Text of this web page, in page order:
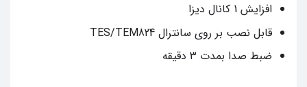
افزایش 1 کانال دیزا
قابل نصب بر روی سانترال TES/TEM824
ضبط صدا بمدت 3 دقیقه